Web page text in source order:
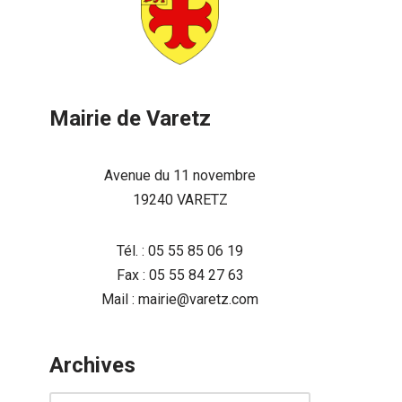
Mairie de Varetz
Avenue du 11 novembre
19240 VARETZ
Tél. : 05 55 85 06 19
Fax : 05 55 84 27 63
Mail : mairie@varetz.com
Archives